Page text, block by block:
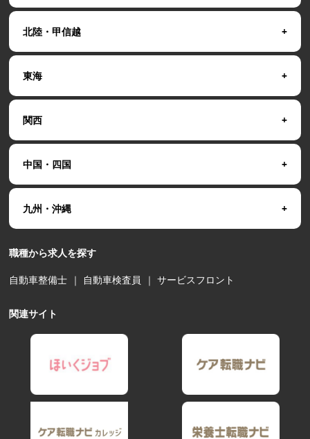
北陸・甲信越
東海
関西
中国・四国
九州・沖縄
職種から求人を探す
自動車整備士 ｜ 自動車検査員 ｜サービスフロント
関連サイト